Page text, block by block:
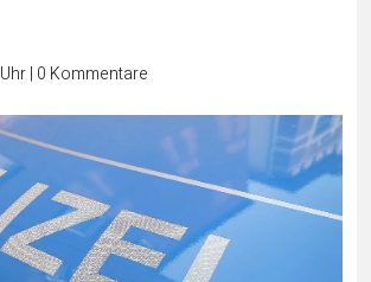
| 0 Kommentare